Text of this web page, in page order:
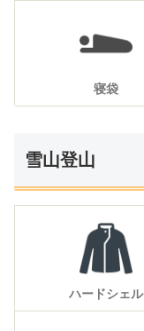
寝袋
雪山登山
ハードシェル